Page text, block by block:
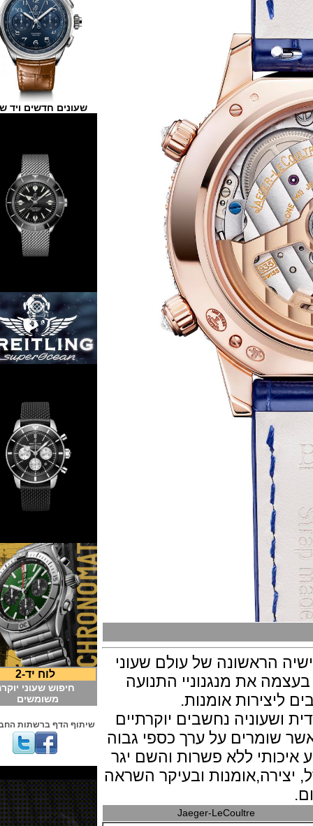
של עולם שעוני
את מנגנוניי התנועה
אומנות.
נחשבים יוקרתיים
על ערך כספי גבוה
ללא פשרות והשם יגר
ובעיקר השראה
Jaeger-LeCoultre
שעונים חדשים ויד שנייה
לוח יד-2
חיפוש שעוני יוקרה
משומשים
שיתוף הדף ברשתות החברתיות